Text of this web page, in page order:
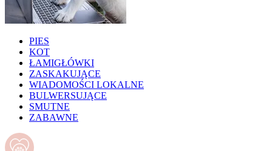
PIES
KOT
ŁAMIGŁÓWKI
ZASKAKUJĄCE
WIADOMOŚCI LOKALNE
BULWERSUJĄCE
SMUTNE
ZABAWNE